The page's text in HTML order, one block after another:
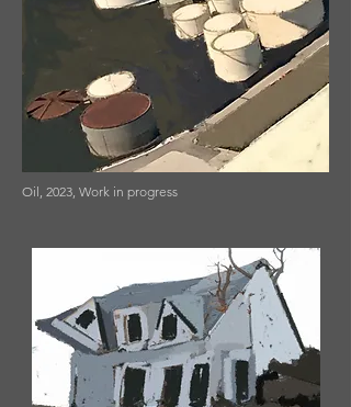
Oil, 2023, Work in progress